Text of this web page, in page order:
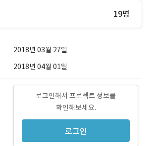
19명
2018년 03월 27일
2018년 04월 01일
로그인해서 프로젝트 정보를
확인해보세요.
로그인